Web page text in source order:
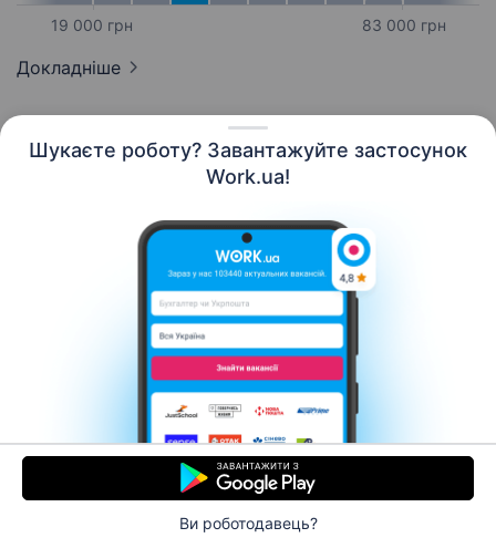
Шукаєте роботу? Завантажуйте застосунок
Work.ua!
Ви роботодавець?
19 000 грн 83 000 грн
Докладніше
Контакти Про нас
Кар’єра
Допомога Умови використання